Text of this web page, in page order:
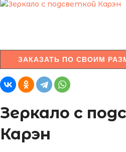
ЗАКАЗАТЬ ПО СВОИМ
Зеркало с
Карэн